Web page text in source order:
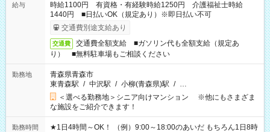
給与
時給1100円 有資格・有経験時給1250円 介護福祉士時給
1440円 ■日払いOK（規定あり）※即日払い不可
交通費別途支給あり
交通費
交通費全額支給 ■ガソリン代も全額支給（規定あ
り） ■無料駐車場もご相談ください
勤務地
青森県青森市
東青森駅 / 中沢駅 / 小柳(青森県)駅 / …
＜選べる勤務地＞シニア向けマンション ※他にもさまざま
な施設をご紹介できます！
勤務時間
★1日4時間～OK！ （例）9:00～18:00のあいだ もちろん1日8時